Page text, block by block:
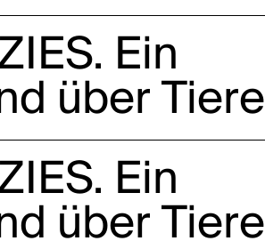
Ein
über Tiere
Ein
über Tiere